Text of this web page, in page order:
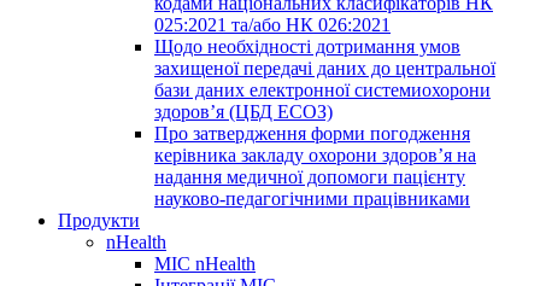
025:2021 та/або НК 026:2021
Щодо необхідності дотримання умов
захищеної передачі даних до центральної
бази даних електронної системиохорони
здоров’я (ЦБД ЕСОЗ)
Про затвердження форми погодження
керівника закладу охорони здоров’я на
надання медичної допомоги пацієнту
науково-педагогічними працівниками
Продукти
nHealth
МІС nHealth